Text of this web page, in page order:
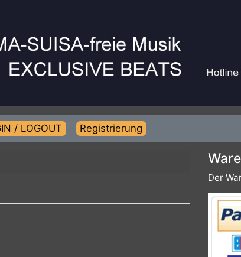
LOGIN / LOGOUT Registrierung